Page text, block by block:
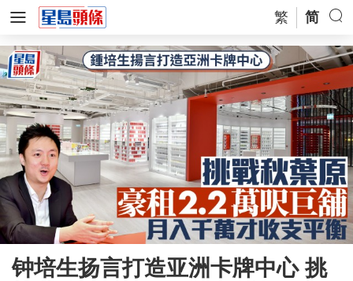
繁 简
钟培生扬言打造亚洲卡牌中心 挑